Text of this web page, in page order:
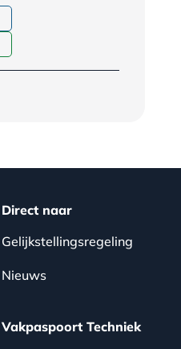
Direct naar
Gelijkstellingsregeling
Nieuws
Vakpaspoort Techniek